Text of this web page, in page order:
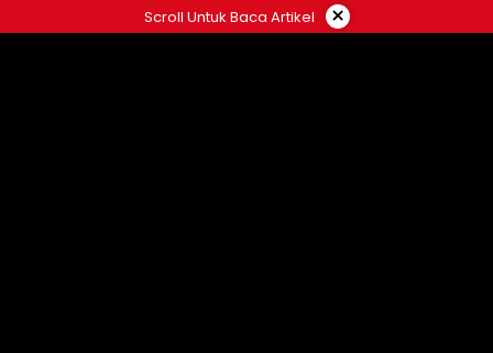
ke
Scroll Untuk Baca Artikel ×